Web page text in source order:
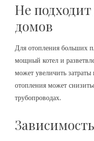
Не
домов
Для отопления больших
мощный котел и
может увеличить
отопления может
трубопроводах.